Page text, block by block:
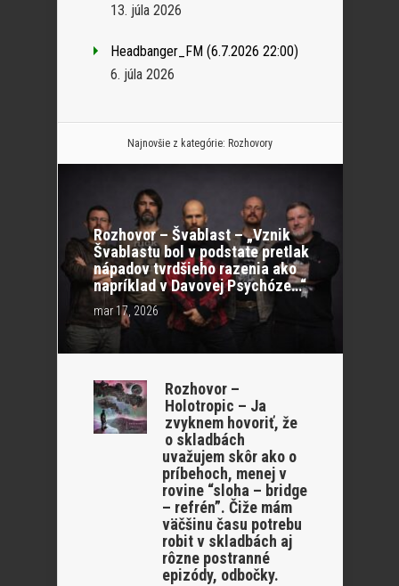
13. júla 2026
Headbanger_FM (6.7.2026 22:00)
6. júla 2026
Najnovšie z kategórie: Rozhovory
Rozhovor – Švablast – „Vznik
Švablastu bol v podstate pretlak
nápadov tvrdšieho razenia ako
napríklad v Davovej Psychóze…“
mar 17, 2026
Rozhovor –
Holotropic – Ja
zvyknem hovoriť, že
o skladbách
uvažujem skôr ako o
príbehoch, menej v
rovine “sloha – bridge
– refrén”. Čiže mám
väčšinu času potrebu
robit v skladbách aj
rôzne postranné
epizódy, odbočky.